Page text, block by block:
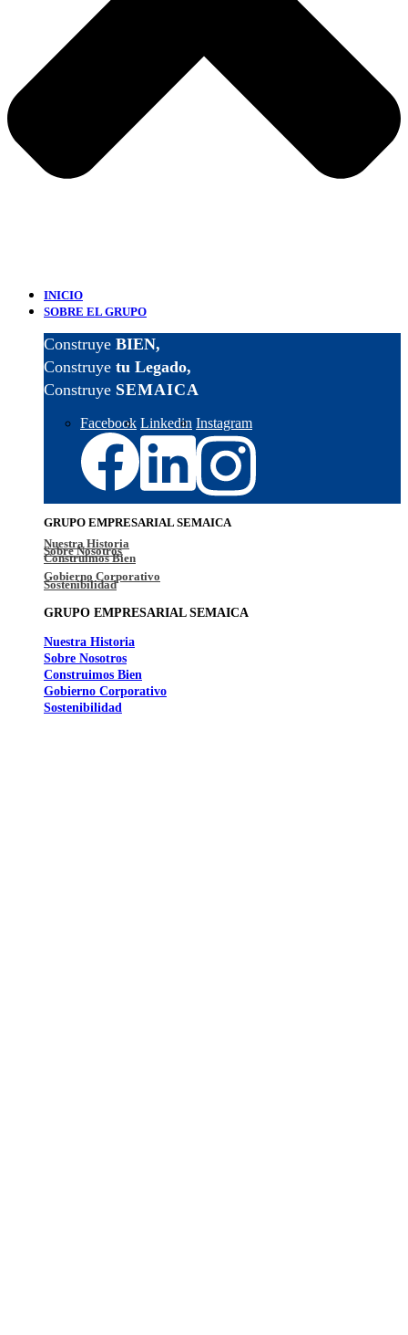
INICIO
SOBRE EL GRUPO
Construye BIEN,
Construye tu Legado,
Construye SEMAICA
Facebook Linkedin Instagram
GRUPO EMPRESARIAL SEMAICA
Nuestra Historia
Sobre Nosotros
Construimos Bien
Gobierno Corporativo
Sostenibilidad
GRUPO EMPRESARIAL SEMAICA
Nuestra Historia
Sobre Nosotros
Construimos Bien
Gobierno Corporativo
Sostenibilidad